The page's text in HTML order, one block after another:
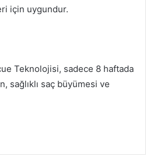
için uygundur.
Teknolojisi, sadece 8 haftada
sağlıklı saç büyümesi ve